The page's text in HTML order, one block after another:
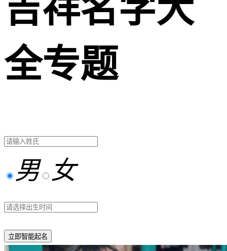
吉祥名字大
全专题
男 女
立即智能起名